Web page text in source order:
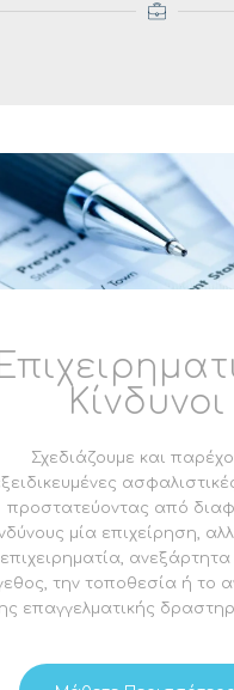
Κίνδυνοι
Σχεδιάζουμε και
προστατεύοντας από
μία επιχείρηση,
επιχειρηματία,
την τοποθεσία ή το
επαγγελματικής